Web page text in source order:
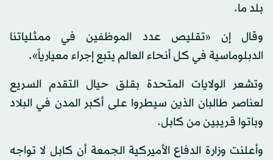
بلد ما.
وقال إن «تقليص عدد الموظفين في ممثلياتنا
الدبلوماسية في كل أنحاء العالم يتبع إجراء معيارياً».
وتشعر الولايات المتحدة بقلق حيال التقدم السريع
لعناصر طالبان الذين سيطروا على أكبر المدن في البلاد
وباتوا قريبين من كابل.
وأعلنت وزارة الدفاع الأميركية الجمعة أن كابل لا تواجه